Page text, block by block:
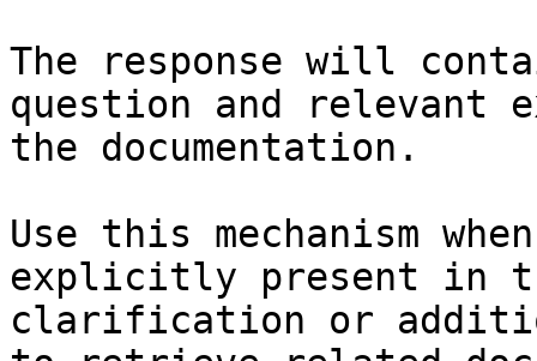
The response will
question and relevant
the documentation.
Use this mechanism
explicitly present in
clarification or